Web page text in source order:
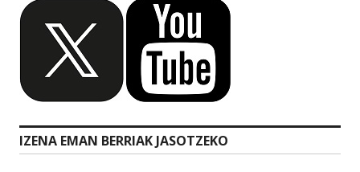
IZENA EMAN BERRIAK JASOTZEKO